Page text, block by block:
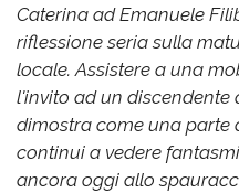
Caterina ad Emanuele
riflessione seria sulla
locale. Assistere a una
l'invito ad un discendente
dimostra come una parte
continui a vedere
ancora oggi allo